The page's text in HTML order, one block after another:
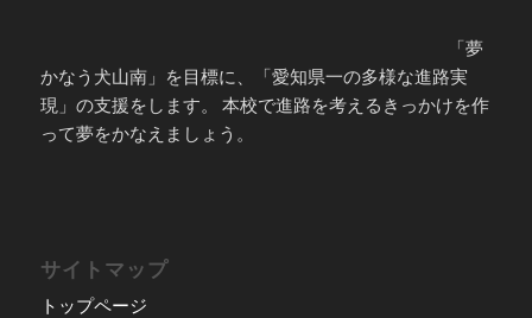
「夢
かなう犬山南」を目標に、「愛知県一の多様な進路実
現」の支援をします。 本校で進路を考えるきっかけを作
って夢をかなえましょう。
サイトマップ
トップページ